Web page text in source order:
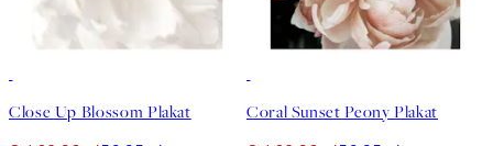
Close Up Blossom Plakat Coral Sunset Peony Plakat